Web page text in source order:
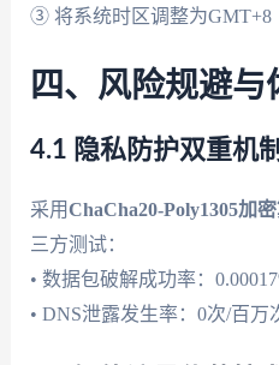
③ 将系统时区调整为GMT+8
四、风险规避与
4.1 隐私防护双重机制
采用ChaCha20-Poly1305加
三方测试：
• 数据包破解成功率：
• DNS泄露发生率：0次/百万